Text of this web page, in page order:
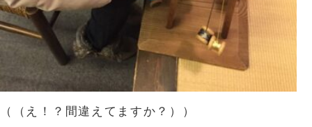
（（え！？間違えてますか？））